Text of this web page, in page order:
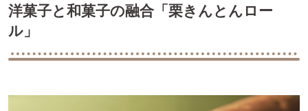
洋菓子と和菓子の融合「栗きんとんロー
ル」